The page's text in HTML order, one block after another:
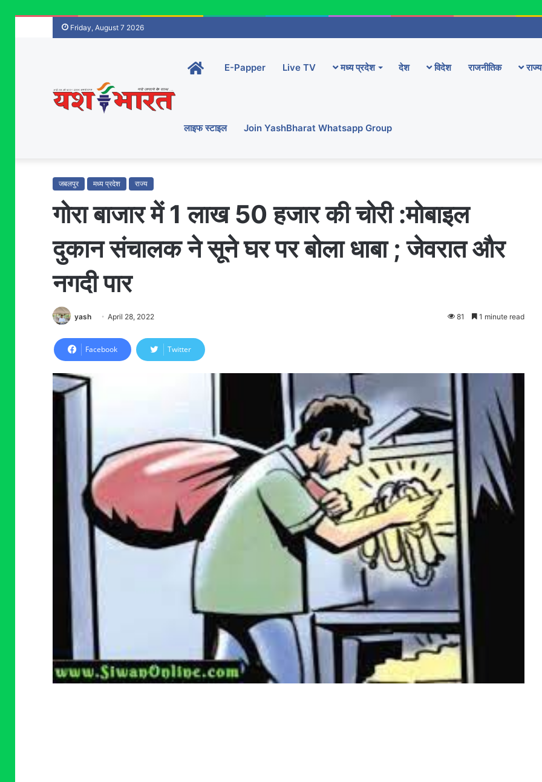
Friday, August 7 2026
Home-
main
E-Papper Live TV मध्य प्रदेश देश विदेश राजनीतिक राज्य
लाइफ स्टाइल Join YashBharat Whatsapp Group
जबलपुर मध्य प्रदेश राज्य
गोरा बाजार में 1 लाख 50 हजार की चोरी :मोबाइल
दुकान संचालक ने सूनेे घर पर बोला धाबा ; जेवरात और
नगदी पार
yash April 28, 2022 81 1 minute read
Facebook Twitter